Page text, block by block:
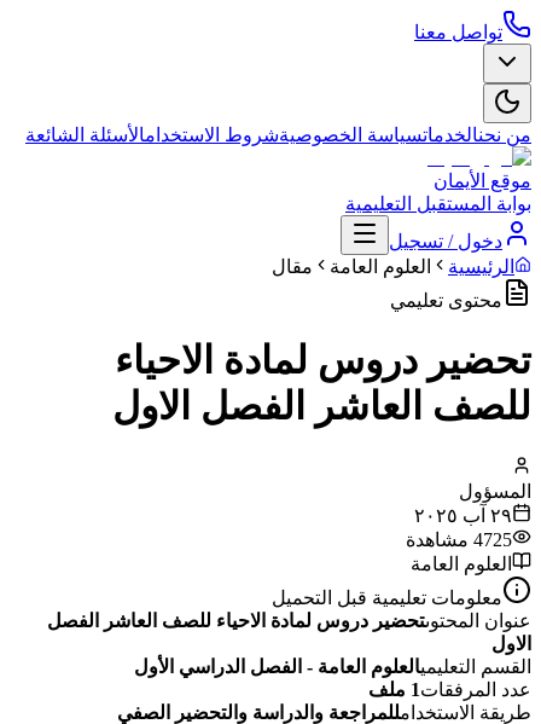
تواصل معنا
من نحنالخدماتسياسة الخصوصيةشروط الاستخدامالأسئلة الشائعة
موقع الأيمان
بوابة المستقبل التعليمية
دخول / تسجيل
الرئيسية
العلوم العامة
مقال
محتوى تعليمي
تحضير دروس لمادة الاحياء
للصف العاشر الفصل الاول
المسؤول
٢٩ آب ٢٠٢٥
4725 مشاهدة
العلوم العامة
معلومات تعليمية قبل التحميل
عنوان المحتوىتحضير دروس لمادة الاحياء للصف العاشر الفصل
الاول
القسم التعليميالعلوم العامة - الفصل الدراسي الأول
عدد المرفقات1 ملف
طريقة الاستخدامللمراجعة والدراسة والتحضير الصفي